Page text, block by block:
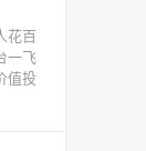
花百
一飞
值投